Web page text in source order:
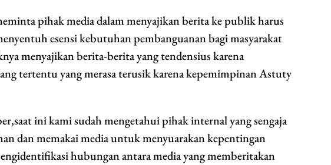
pihak media dalam menyajikan berita ke publik harus
esensi kebutuhan pembanguanan bagi masyarakat
menyajikan berita-berita yang tendensius karena
tertentu yang merasa terusik karena kepemimpinan Astuty
ini kami sudah mengetahui pihak internal yang sengaja
dan memakai media untuk menyuarakan kepentingan
hubungan antara media yang memberitakan